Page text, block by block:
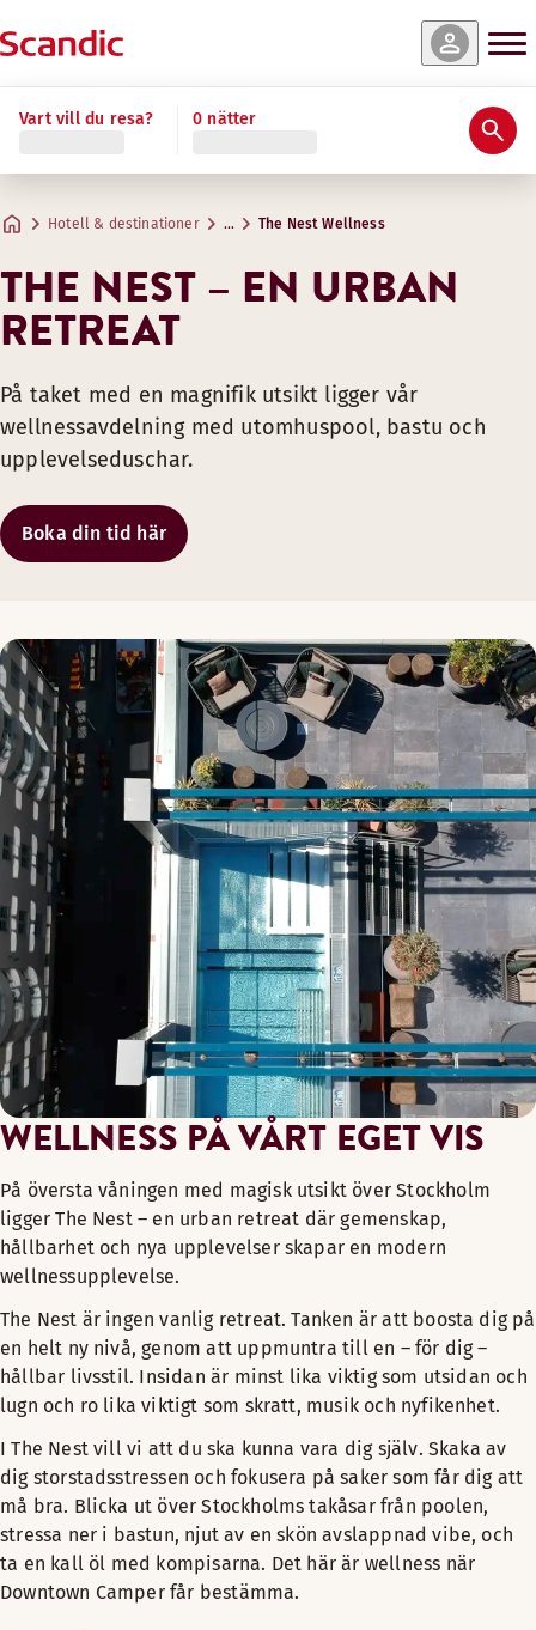
Vart vill du resa? 0 nätter
Hotell & destinationer … The Nest Wellness
THE NEST – EN URBAN
RETREAT
På taket med en magnifik utsikt ligger vår
wellnessavdelning med utomhuspool, bastu och
upplevelseduschar.
Boka din tid här
WELLNESS PÅ VÅRT EGET VIS
På översta våningen med magisk utsikt över Stockholm
ligger The Nest – en urban retreat där gemenskap,
hållbarhet och nya upplevelser skapar en modern
wellnessupplevelse.
The Nest är ingen vanlig retreat. Tanken är att boosta dig på
en helt ny nivå, genom att uppmuntra till en – för dig –
hållbar livsstil. Insidan är minst lika viktig som utsidan och
lugn och ro lika viktigt som skratt, musik och nyfikenhet.
I The Nest vill vi att du ska kunna vara dig själv. Skaka av
dig storstadsstressen och fokusera på saker som får dig att
må bra. Blicka ut över Stockholms takåsar från poolen,
stressa ner i bastun, njut av en skön avslappnad vibe, och
ta en kall öl med kompisarna. Det här är wellness när
Downtown Camper får bestämma.